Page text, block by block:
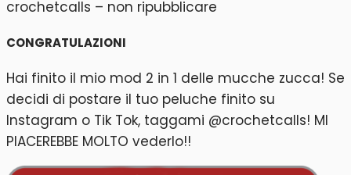
crochetcalls – non ripubblicare
CONGRATULAZIONI
Hai finito il mio mod 2 in 1 delle mucche zucca! Se
decidi di postare il tuo peluche finito su
Instagram o Tik Tok, taggami @crochetcalls! MI
PIACEREBBE MOLTO vederlo!!